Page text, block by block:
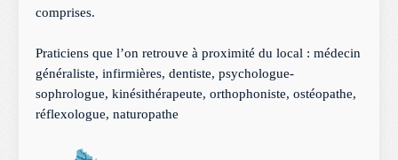
comprises.
Praticiens que l’on retrouve à proximité du local : médecin
généraliste, infirmières, dentiste, psychologue-
sophrologue, kinésithérapeute, orthophoniste, ostéopathe,
réflexologue, naturopathe